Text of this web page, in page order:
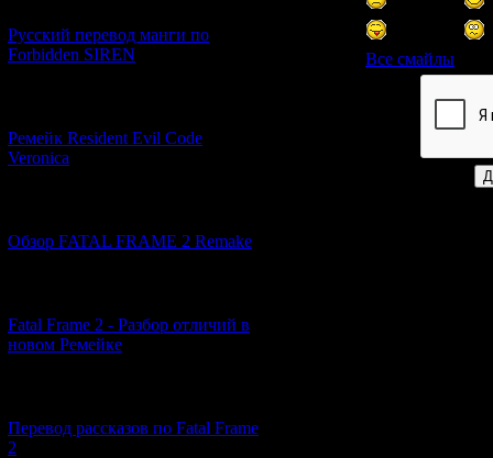
Русский перевод манги по
Forbidden SIREN
Ремейк Resident Evil Code
Veronica
Обзор FATAL FRAME 2 Remake
Fatal Frame 2 - Разбор отличий в
новом Ремейке
Перевод рассказов по Fatal Frame
2
Все смайлы